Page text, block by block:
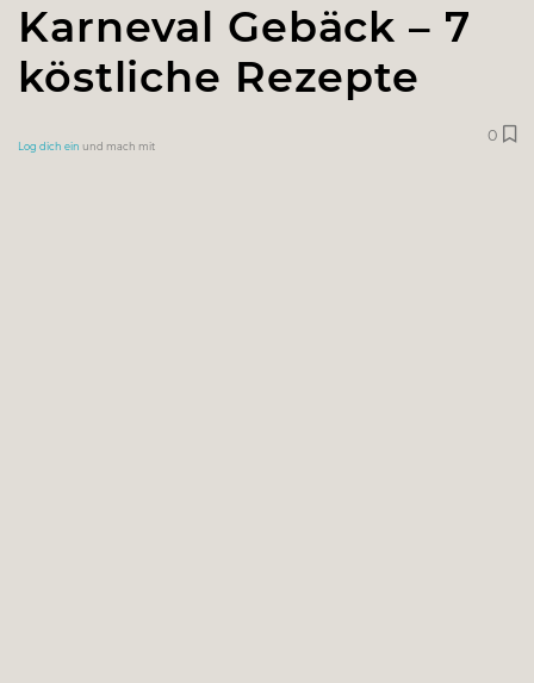
Karneval Gebäck – 7
köstliche Rezepte
Log dich ein und mach mit
0